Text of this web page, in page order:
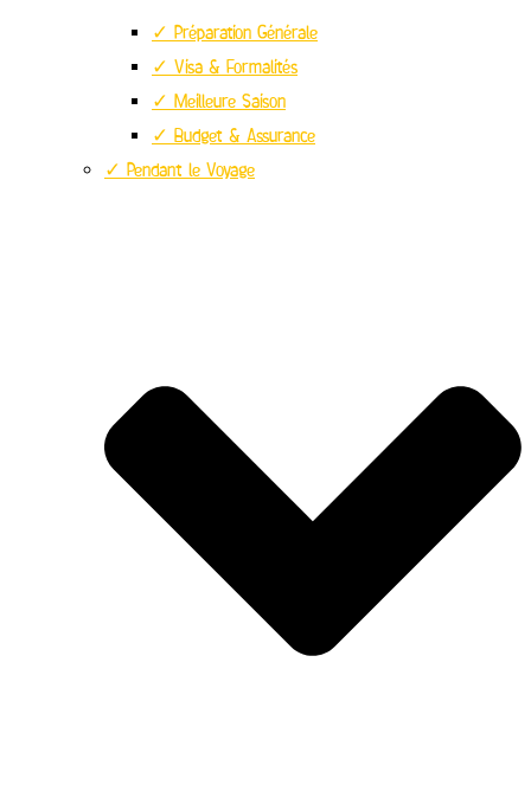
✓ Préparation Générale
✓ Visa & Formalités
✓ Meilleure Saison
✓ Budget & Assurance
✓ Pendant le Voyage